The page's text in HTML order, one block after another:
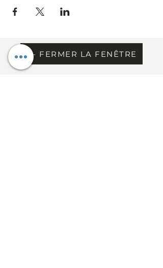
X - FERMER LA FENÊTRE